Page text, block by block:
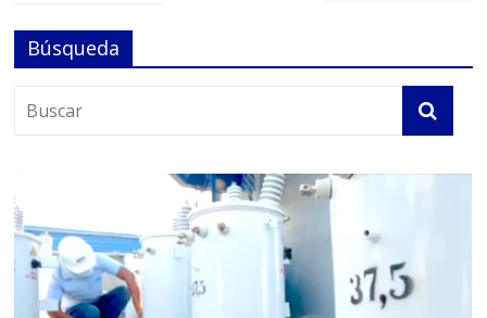
Búsqueda